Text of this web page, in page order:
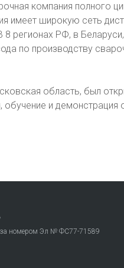
компания полного
имеет широкую сеть
регионах РФ, в
по производству
область, был
обучение и демонстрация
за номером Эл № ФС77-71589